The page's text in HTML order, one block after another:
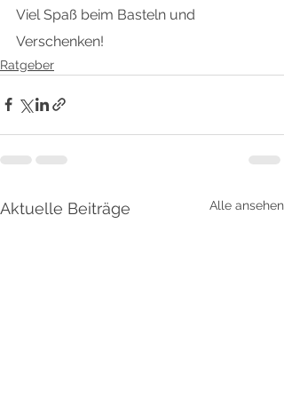
Viel Spaß beim Basteln und
Verschenken!
Ratgeber
Aktuelle Beiträge Alle ansehen